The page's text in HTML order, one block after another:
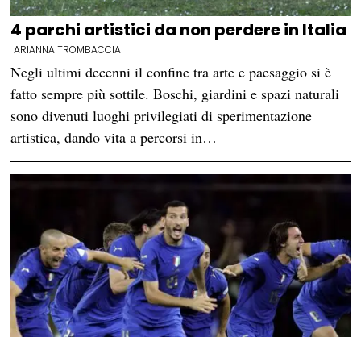
4 parchi artistici da non perdere in Italia
ARIANNA TROMBACCIA
Negli ultimi decenni il confine tra arte e paesaggio si è
fatto sempre più sottile. Boschi, giardini e spazi naturali
sono divenuti luoghi privilegiati di sperimentazione
artistica, dando vita a percorsi in…